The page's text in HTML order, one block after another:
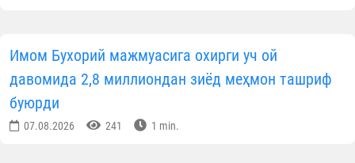
Имом Бухорий мажмуасига охирги уч ой
давомида 2,8 миллиондан зиёд меҳмон ташриф
буюрди
07.08.2026 241 1 min.